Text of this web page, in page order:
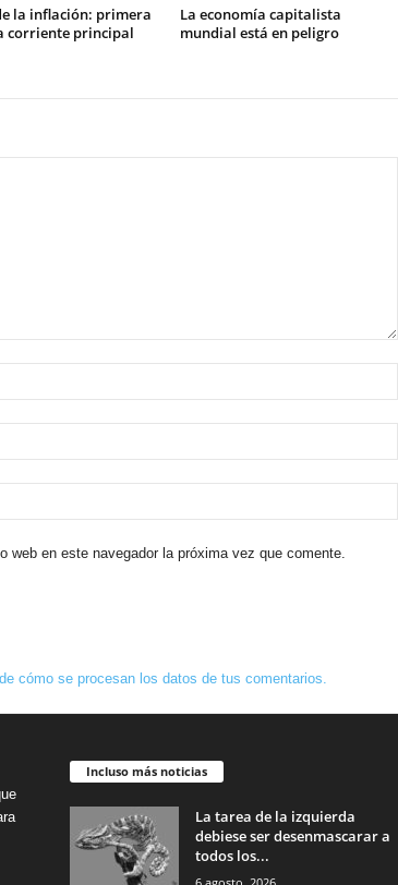
la inflación: primera
corriente principal
La economía capitalista
mundial está en peligro
web en este navegador la próxima vez que comente.
cómo se procesan los datos de tus comentarios.
Incluso más noticias
La tarea de la izquierda
debiese ser desenmascarar a
todos los...